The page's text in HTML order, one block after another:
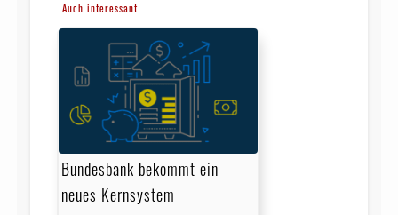
Auch interessant
Bundesbank bekommt ein
neues Kernsystem